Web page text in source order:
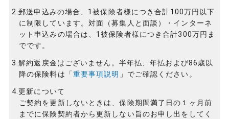
2.郵送申込みの場合、1被保険者様につき合計100万円以下
に制限しています。対面（募集人と面談）・インターネ
ット申込みの場合は、1被保険者様につき合計300万円ま
でです。
3.解約返戻金はございません。半年払、年払および86歳以
降の保険料は「重要事項説明 」でご確認ください。
4.更新について
ご契約を更新しないときは、保険期間満了日の１ヶ月前
までに保険契約者から更新しない旨のお申し出をしてく